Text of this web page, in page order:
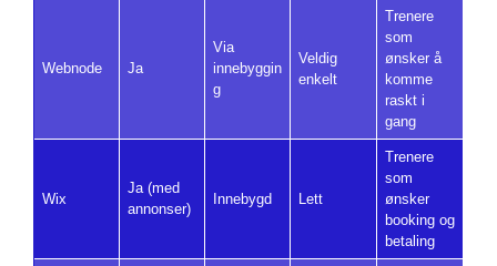
Webnode Ja
Via
innebyggin
g
Veldig
enkelt
Trenere
som
ønsker å
komme
raskt i
gang
Wix
Ja (med
annonser)
Innebygd Lett
Trenere
som
ønsker
booking og
betaling